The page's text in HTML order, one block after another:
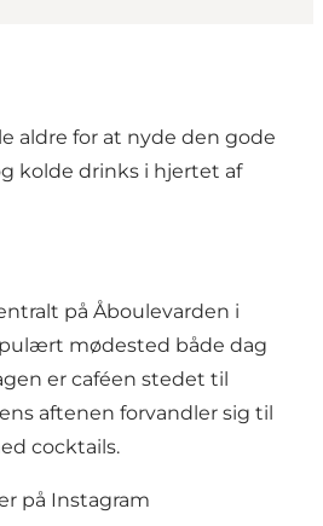
aldre for at nyde den gode
kolde drinks i hjertet af
på Åboulevarden i
mødested både dag
er caféen stedet til
aftenen forvandler sig til
cocktails.
på Instagram